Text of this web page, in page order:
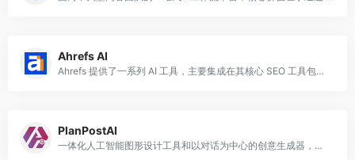
Ahrefs AI
Ahrefs 提供了一系列 AI 工具，主要集成在其核心 SEO 工具包中，用于提升关键词研究、内容优化和 SEO 分析的效率
PlanPostAI
一体化人工智能图形设计工具和以对话为中心的创意生成器，可帮助企业毫不费力地简化社交媒体管理、内容创建和视觉设计